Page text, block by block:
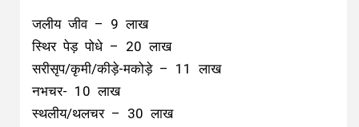
जलीय जीव – 9 लाख
स्थिर पेड़ पोधे – 20 लाख
सरीसृप/कृमी/कीड़े-मकोड़े – 11 लाख
नभचर- 10 लाख
स्थलीय/थलचर – 30 लाख